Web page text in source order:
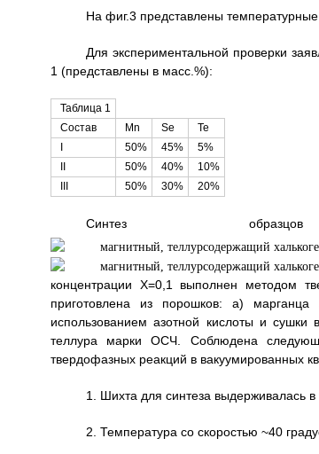
На фиг.3 представлены
Для экспериментальной проверки
1 (представлены в масс.%):
Таблица 1
Состав
Mn Se
Те
I
50% 45%
5%
II
50% 40%
10%
III
50% 30% 20%
Синтез
концентрации Х=0,1 выполнен методом
приготовлена из порошков: а) марганца
использованием азотной кислоты и
теллура марки ОСЧ. Соблюдена
твердофазных реакций в вакуумированных
1. Шихта для синтеза выдерживалась
2. Температура со скоростью ~40